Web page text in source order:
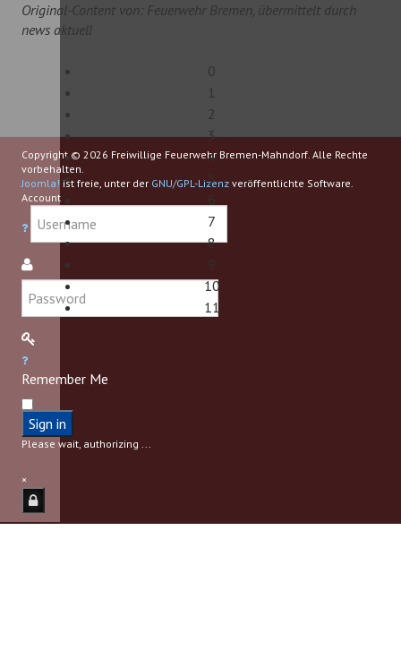
0
1
2
3
4
5
7
8
10
11
Original-Content von: Feuerwehr Bremen, übermittelt durch
news aktuell
Copyright © 2026 Freiwillige Feuerwehr Bremen-Mahndorf. Alle Rechte
vorbehalten.
Joomla! ist freie, unter der GNU/GPL-Lizenz veröffentlichte Software.
Account
Remember Me
Sign in
Please wait, authorizing ...
×